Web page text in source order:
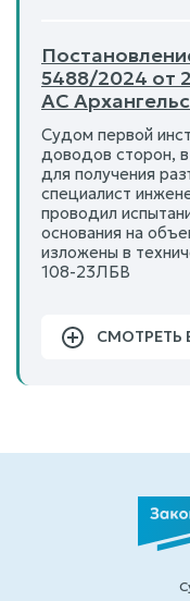
5488/2024 от
АС
Судом первой
доводов сторон,
для получения
специалист
проводил
основания на
изложены в
108-23ЛБВ
СМОТРЕТЬ